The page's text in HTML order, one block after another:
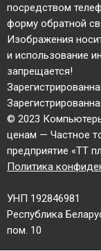
посредством
форму обратной
Изображения
и использование
запрещается!
© 2023
ценам — Частное
предприятие «ТТ
Политика
УНП 192846981
Республика
пом. 10